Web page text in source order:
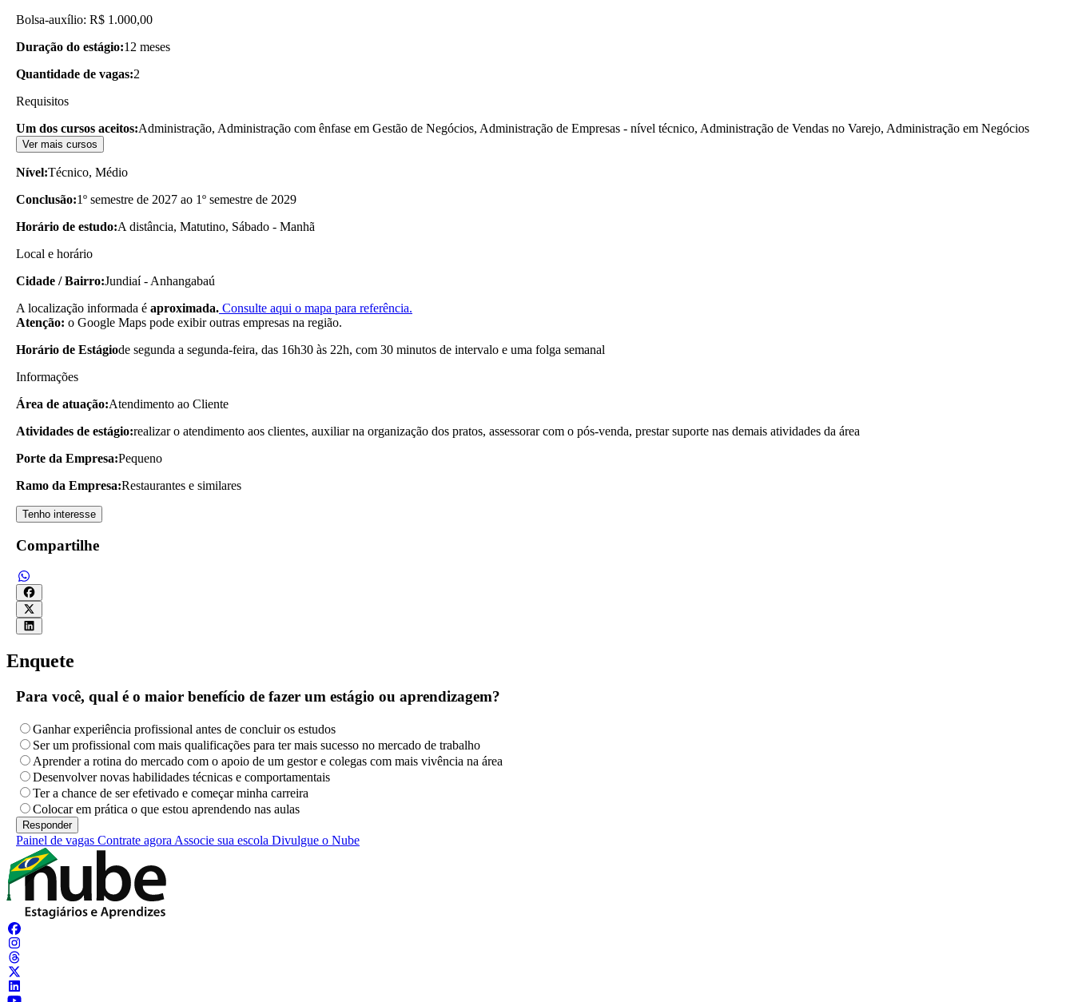
Bolsa-auxílio: R$ 1.000,00
Duração do estágio:12 meses
Quantidade de vagas:2
Requisitos
Um dos cursos aceitos:Administração, Administração com ênfase em Gestão de Negócios, Administração de Empresas - nível técnico, Administração de Vendas no Varejo, Administração em Negócios
Ver mais cursos
Nível:Técnico, Médio
Conclusão:1º semestre de 2027 ao 1º semestre de 2029
Horário de estudo:A distância, Matutino, Sábado - Manhã
Local e horário
Cidade / Bairro:Jundiaí - Anhangabaú
A localização informada é aproximada. Consulte aqui o mapa para referência.
Atenção: o Google Maps pode exibir outras empresas na região.
Horário de Estágiode segunda a segunda-feira, das 16h30 às 22h, com 30 minutos de intervalo e uma folga semanal
Informações
Área de atuação:Atendimento ao Cliente
Atividades de estágio:realizar o atendimento aos clientes, auxiliar na organização dos pratos, assessorar com o pós-venda, prestar suporte nas demais atividades da área
Porte da Empresa:Pequeno
Ramo da Empresa:Restaurantes e similares
Tenho interesse
Compartilhe
Enquete
Para você, qual é o maior benefício de fazer um estágio ou aprendizagem?
Ganhar experiência profissional antes de concluir os estudos
Ser um profissional com mais qualificações para ter mais sucesso no mercado de trabalho
Aprender a rotina do mercado com o apoio de um gestor e colegas com mais vivência na área
Desenvolver novas habilidades técnicas e comportamentais
Ter a chance de ser efetivado e começar minha carreira
Colocar em prática o que estou aprendendo nas aulas
Painel de vagas Contrate agora Associe sua escola Divulgue o Nube